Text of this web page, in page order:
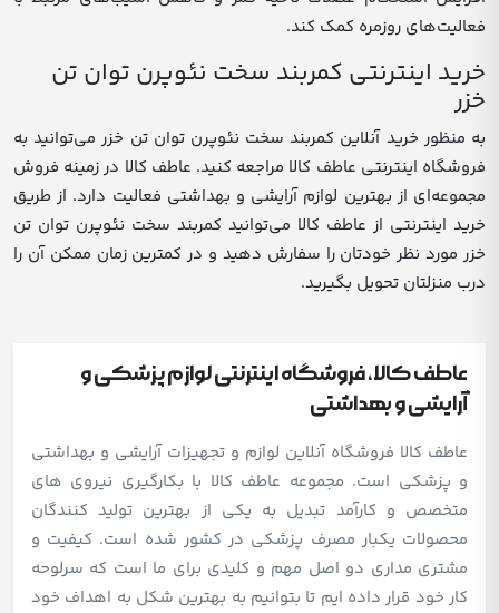
فعالیت‌های روزمره کمک کند.
خرید اینترنتی کمربند سخت نئوپرن توان تن
خزر
به منظور خرید آنلاین کمربند سخت نئوپرن توان تن خزر می‌توانید به
فروشگاه اینترنتی عاطف کالا مراجعه کنید. عاطف کالا در زمینه فروش
مجموعه‌ای از بهترین لوازم آرایشی و بهداشتی فعالیت دارد. از طریق
خرید اینترنتی از عاطف کالا می‌توانید کمربند سخت نئوپرن توان تن
خزر مورد نظر خودتان را سفارش دهید و در کمترین زمان ممکن آن را
درب منزلتان تحویل بگیرید.
عاطف کالا، فروشگاه اینترنتی لوازم پزشکی و
آرایشی و بهداشتی
عاطف کالا فروشگاه آنلاین لوازم و تجهیزات آرایشی و بهداشتی
و پزشکی است. مجموعه عاطف کالا با بکارگیری نیروی های
متخصص و کارآمد تبدیل به یکی از بهترین تولید کنندگان
محصولات یکبار مصرف پزشکی در کشور شده است. کیفیت و
مشتری مداری دو اصل مهم و کلیدی برای ما است که سرلوحه
کار خود قرار داده ایم تا بتوانیم به بهترین شکل به اهداف خود